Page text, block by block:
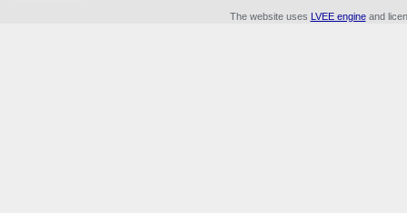
The website uses LVEE engineand